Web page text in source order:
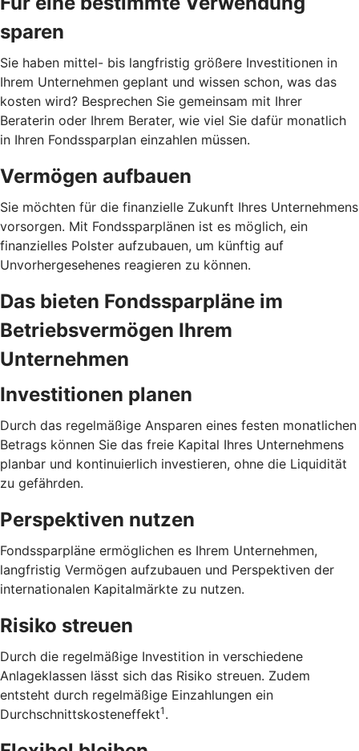
sparen
Sie haben mittel- bis langfristig größere Investitionen in
Ihrem Unternehmen geplant und wissen schon, was das
kosten wird? Besprechen Sie gemeinsam mit Ihrer
Beraterin oder Ihrem Berater, wie viel Sie dafür monatlich
in Ihren Fondssparplan einzahlen müssen.
Vermögen aufbauen
Sie möchten für die finanzielle Zukunft Ihres Unternehmens
vorsorgen. Mit Fondssparplänen ist es möglich, ein
finanzielles Polster aufzubauen, um künftig auf
Unvorhergesehenes reagieren zu können.
Das bieten Fondssparpläne im
Betriebsvermögen Ihrem
Unternehmen
Investitionen planen
Durch das regelmäßige Ansparen eines festen monatlichen
Betrags können Sie das freie Kapital Ihres Unternehmens
planbar und kontinuierlich investieren, ohne die Liquidität
zu gefährden.
Perspektiven nutzen
Fondssparpläne ermöglichen es Ihrem Unternehmen,
langfristig Vermögen aufzubauen und Perspektiven der
internationalen Kapitalmärkte zu nutzen.
Risiko streuen
Durch die regelmäßige Investition in verschiedene
Anlageklassen lässt sich das Risiko streuen. Zudem
entsteht durch regelmäßige Einzahlungen ein
Durchschnittskosteneffekt1 .